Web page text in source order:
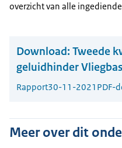
overzicht van alle
Download: Tweede
geluidhinder
Rapport30-11-2021 PDF-
Meer over dit